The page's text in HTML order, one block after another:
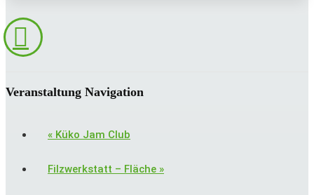
Veranstaltung Navigation
« Küko Jam Club
Filzwerkstatt – Fläche »